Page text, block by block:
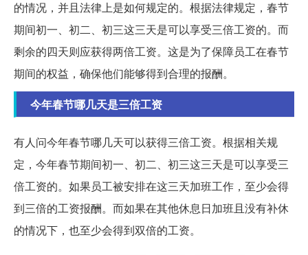
的情况，并且法律上是如何规定的。根据法律规定，春节
期间初一、初二、初三这三天是可以享受三倍工资的。而
剩余的四天则应获得两倍工资。这是为了保障员工在春节
期间的权益，确保他们能够得到合理的报酬。
今年春节哪几天是三倍工资
有人问今年春节哪几天可以获得三倍工资。根据相关规
定，今年春节期间初一、初二、初三这三天是可以享受三
倍工资的。如果员工被安排在这三天加班工作，至少会得
到三倍的工资报酬。而如果在其他休息日加班且没有补休
的情况下，也至少会得到双倍的工资。